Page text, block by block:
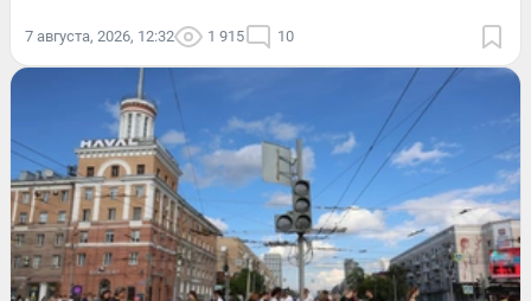
7 августа, 2026, 12:32 1 915 10